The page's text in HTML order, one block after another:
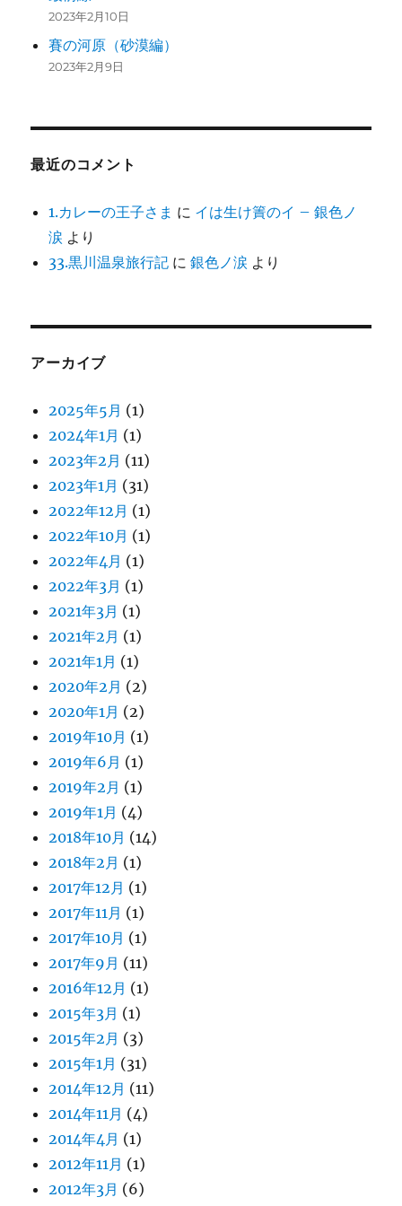
2023年2月10日
賽の河原（砂漠編）
2023年2月9日
最近のコメント
1.カレーの王子さま に イは生け簀のイ – 銀色ノ
涙 より
33.黒川温泉旅行記 に銀色ノ涙 より
アーカイブ
2025年5月 (1)
2024年1月 (1)
2023年2月 (11)
2023年1月 (31)
2022年12月 (1)
2022年10月 (1)
2022年4月 (1)
2022年3月 (1)
2021年3月 (1)
2021年2月 (1)
2021年1月 (1)
2020年2月 (2)
2020年1月 (2)
2019年10月 (1)
2019年6月 (1)
2019年2月 (1)
2019年1月 (4)
2018年10月 (14)
2018年2月 (1)
2017年12月 (1)
2017年11月 (1)
2017年10月 (1)
2017年9月 (11)
2016年12月 (1)
2015年3月 (1)
2015年2月 (3)
2015年1月 (31)
2014年12月 (11)
2014年11月 (4)
2014年4月 (1)
2012年11月 (1)
2012年3月 (6)